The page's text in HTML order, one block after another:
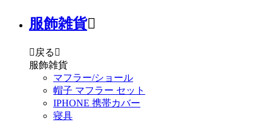
服飾雑貨
 戻る 
服飾雑貨
マフラー/ショール
帽子 マフラー セット
IPHONE 携帯カバー
寝具